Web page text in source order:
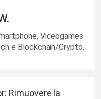
Videogames
e Blockchain/Crypto.
Rimuovere la